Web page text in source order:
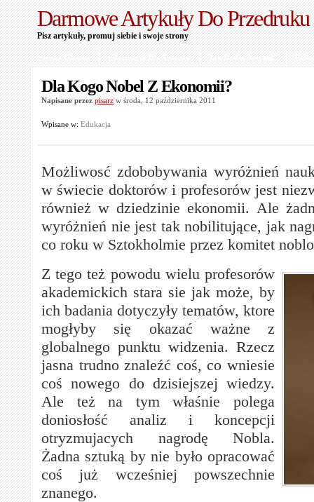
Darmowe Artykuły Do Przedruku
Pisz artykuły, promuj siebie i swoje strony
Dla Kogo Nobel Z Ekonomii?
Napisane przez pisarz w środa, 12 października 2011
Wpisane w: Edukacja
Możliwosć zdobobywania wyróżnień
w świecie doktorów i profesorów jest
również w dziedzinie ekonomii. Ale
wyróżnień nie jest tak nobilitujące, jak
co roku w Sztokholmie przez komitet
Z tego też powodu wielu profesorów
akademickich stara sie jak może, by
ich badania dotyczyły tematów, ktore
mogłyby się okazać ważne z
globalnego punktu widzenia. Rzecz
jasna trudno znaleźć coś, co wniesie
coś nowego do dzisiejszej wiedzy.
Ale też na tym właśnie polega
doniosłość analiz i koncepcji
otryzmujacych nagrodę Nobla.
Żadna sztuką by nie było opracować
coś już wcześniej powszechnie
znanego.